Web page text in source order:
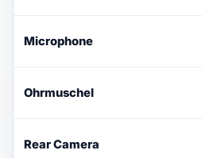
Microphone
Ohrmuschel
Rear Camera